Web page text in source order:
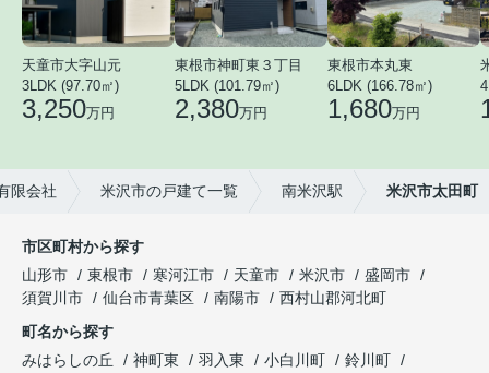
天童市大字山元
3LDK (97.70㎡)
3,250万円
東根市神町東３丁目
5LDK (101.79㎡)
2,380万円
東根市本丸東
6LDK (166.78㎡)
1,680万円
限会社 米沢市の戸建て一覧 南米沢駅 米沢市太田町
市区町村から探す
山形市
東根市 寒河江市 天童市 米沢市
盛岡市
須賀川市
仙台市青葉区 南陽市
西村山郡河北町
町名から探す
みはらしの丘
神町東 羽入東 小白川町
鈴川町